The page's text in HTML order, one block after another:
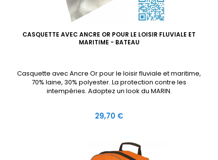
CASQUETTE AVEC ANCRE OR POUR LE LOISIR FLUVIALE ET
MARITIME - BATEAU
Casquette avec Ancre Or pour le loisir fluviale et maritime,
70% laine, 30% polyester. La protection contre les
intempéries. Adoptez un look du MARIN.
Prix
29,70 €